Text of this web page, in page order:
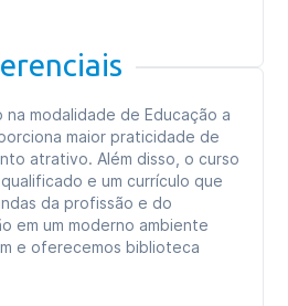
modalidade de Educação a
maior praticidade de
atrativo. Além disso, o curso
e um currículo que
da profissão e do
em um moderno ambiente
e oferecemos biblioteca